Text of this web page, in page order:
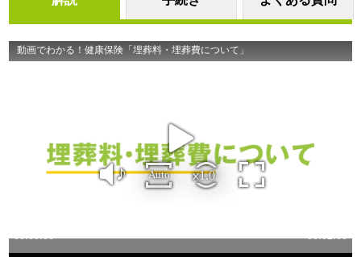
埋葬料（費）（被扶養者の場合は
「家族埋葬料」）